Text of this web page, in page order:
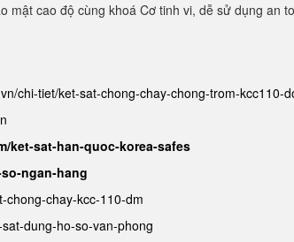
mật cao độ cùng khoá Cơ tinh vi, dễ sử dụng an
chi-tiet/ket-sat-chong-chay-chong-trom-kcc110-
ket-sat-han-quoc-korea-safes
ngan-hang
chong-chay-kcc-110-dm
dung-ho-so-van-phong